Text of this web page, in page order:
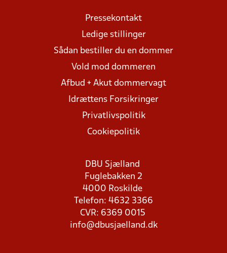
Pressekontakt
Ledige stillinger
Sådan bestiller du en dommer
Vold mod dommeren
Afbud + Akut dommervagt
Idrættens Forsikringer
Privatlivspolitik
Cookiepolitik
DBU Sjælland
Fuglebakken 2
4000 Roskilde
Telefon: 4632 3366
CVR: 6369 0015
info@dbusjaelland.dk